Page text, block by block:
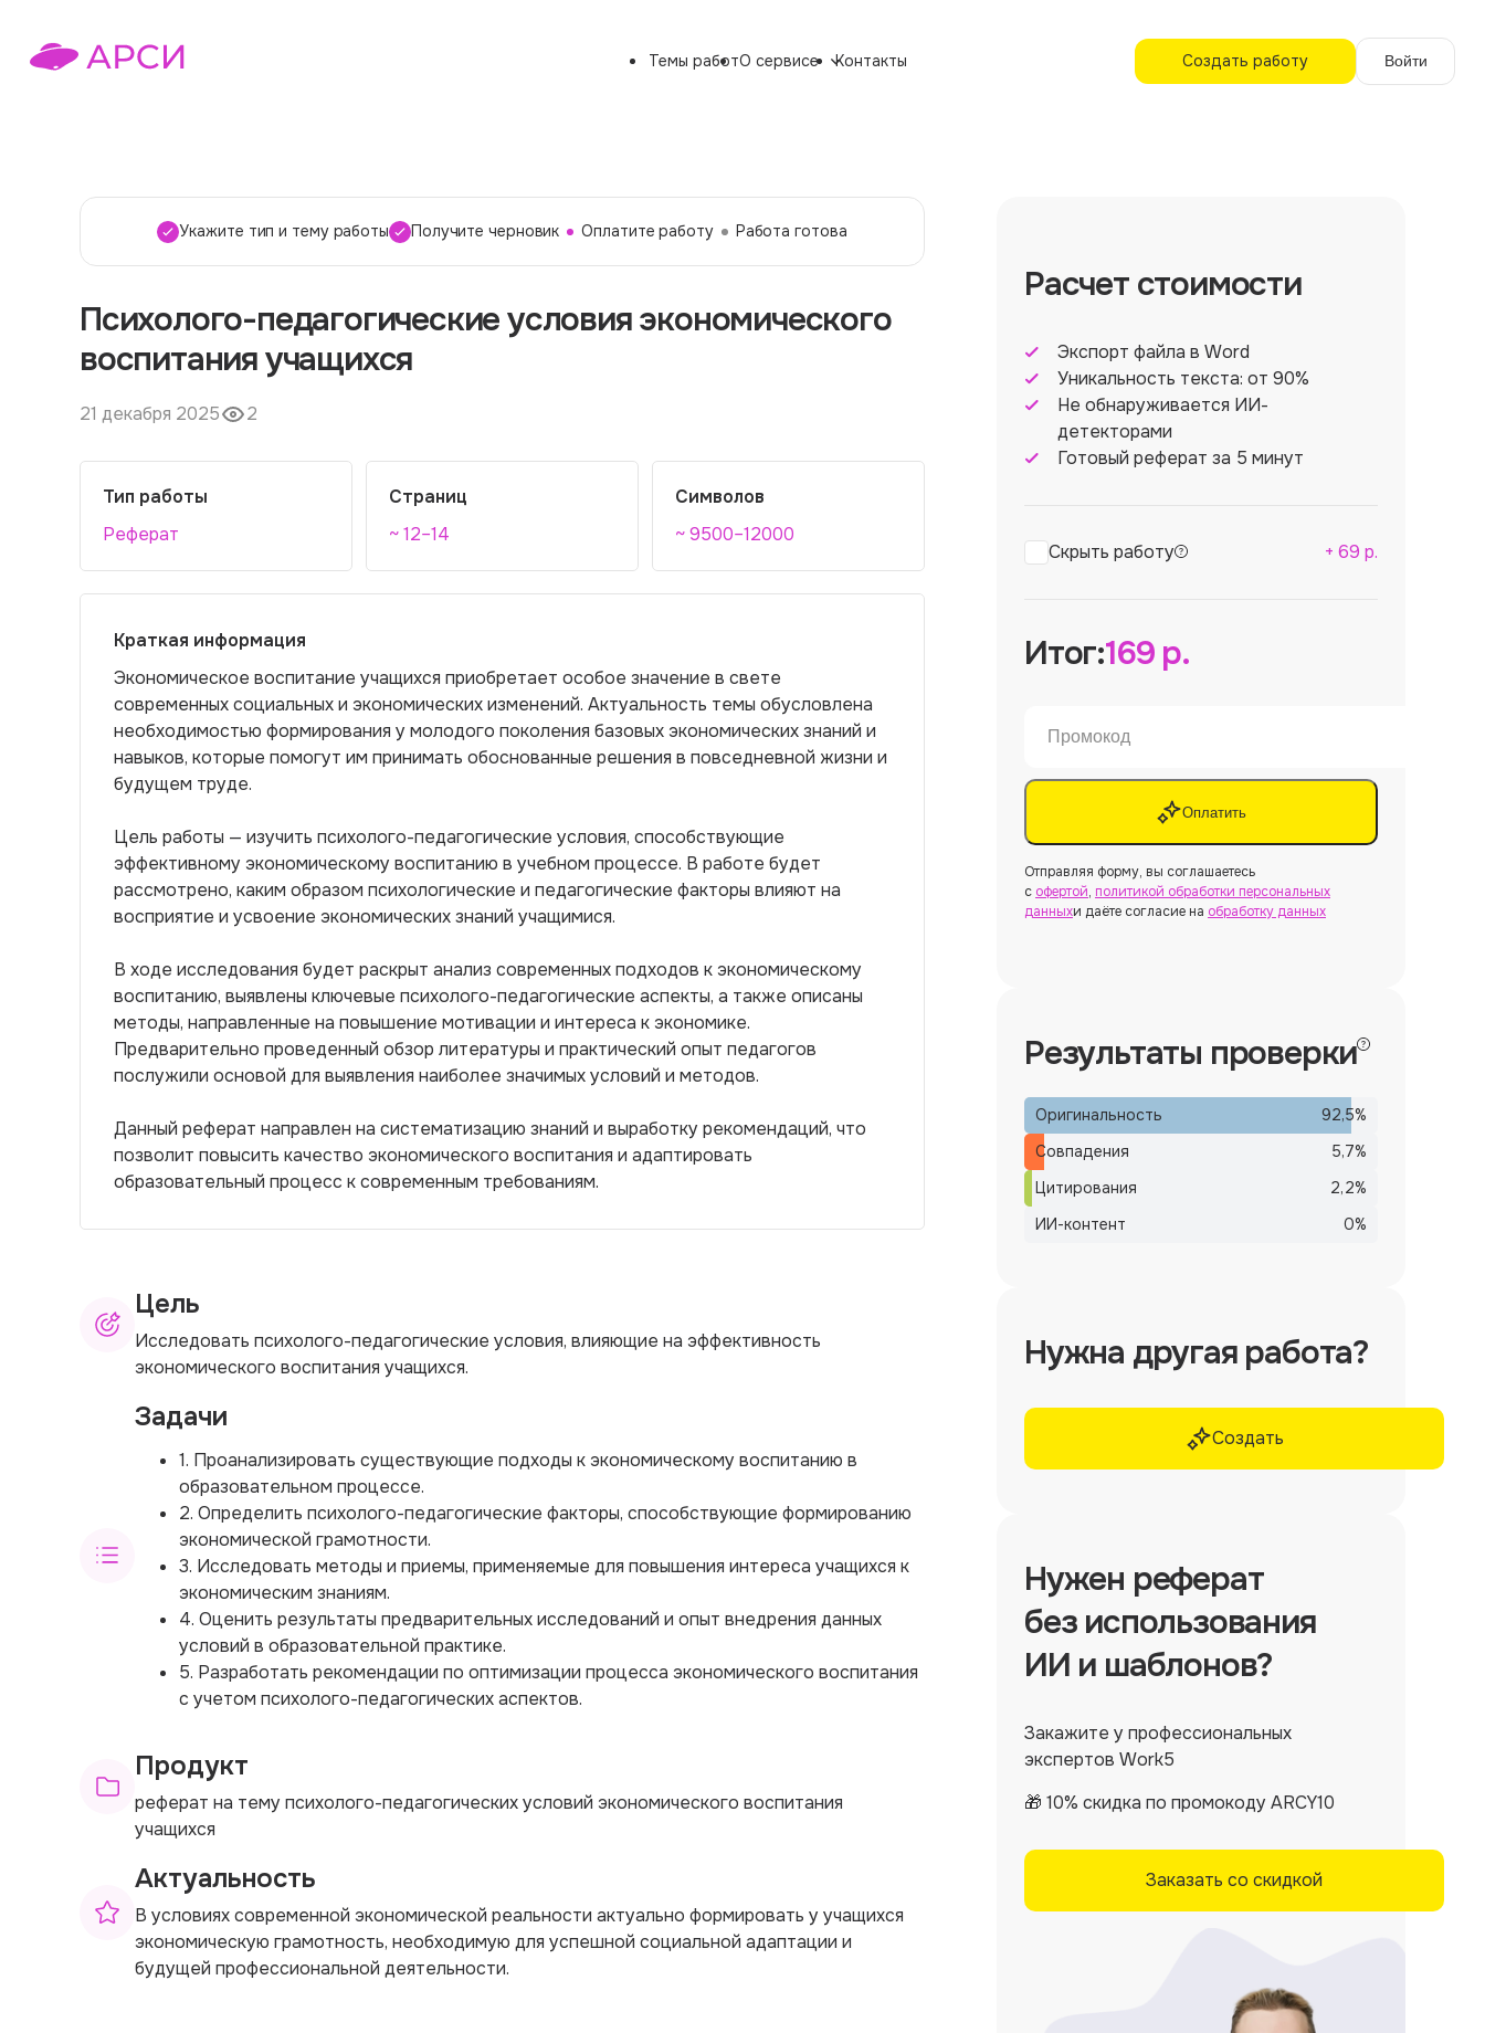
Темы работО сервисе Контакты Создать работу Войти
Укажите тип и тему работы Получите черновик Оплатите работу Работа готова
Психолого-педагогические условия экономического
воспитания учащихся
21 декабря 2025 2
Тип работы
Реферат
Страниц
~ 12–14
Символов
~ 9500–12000
Краткая информация
Экономическое воспитание учащихся приобретает особое значение в свете
современных социальных и экономических изменений. Актуальность темы обусловлена
необходимостью формирования у молодого поколения базовых экономических знаний и
навыков, которые помогут им принимать обоснованные решения в повседневной жизни и
будущем труде.
Цель работы — изучить психолого-педагогические условия, способствующие
эффективному экономическому воспитанию в учебном процессе. В работе будет
рассмотрено, каким образом психологические и педагогические факторы влияют на
восприятие и усвоение экономических знаний учащимися.
В ходе исследования будет раскрыт анализ современных подходов к экономическому
воспитанию, выявлены ключевые психолого-педагогические аспекты, а также описаны
методы, направленные на повышение мотивации и интереса к экономике.
Предварительно проведенный обзор литературы и практический опыт педагогов
послужили основой для выявления наиболее значимых условий и методов.
Данный реферат направлен на систематизацию знаний и выработку рекомендаций, что
позволит повысить качество экономического воспитания и адаптировать
образовательный процесс к современным требованиям.
Цель
Исследовать психолого-педагогические условия, влияющие на эффективность
экономического воспитания учащихся.
Задачи
1. Проанализировать существующие подходы к экономическому воспитанию в
образовательном процессе.
2. Определить психолого-педагогические факторы, способствующие формированию
экономической грамотности.
3. Исследовать методы и приемы, применяемые для повышения интереса учащихся к
экономическим знаниям.
4. Оценить результаты предварительных исследований и опыт внедрения данных
условий в образовательной практике.
5. Разработать рекомендации по оптимизации процесса экономического воспитания
с учетом психолого-педагогических аспектов.
Продукт
реферат на тему психолого-педагогических условий экономического воспитания
учащихся
Актуальность
В условиях современной экономической реальности актуально формировать у учащихся
экономическую грамотность, необходимую для успешной социальной адаптации и
будущей профессиональной деятельности.
Расчет стоимости
Экспорт файла в Word
Уникальность текста: от 90%
Не обнаруживается ИИ-
детекторами
Готовый реферат за 5 минут
Скрыть работу + 69 р.
Итог:169р.
Оплатить
Отправляя форму, вы соглашаетесь
с офертой, политикой обработки персональных
данныхи даёте согласие на обработку данных
Результаты проверки
Оригинальность 92,5%
Совпадения
5,7%
Цитирования
2,2%
ИИ-контент
0%
Нужна другая работа?
Создать
Нужен реферат
без использования
ИИ и шаблонов?
Закажите у профессиональных
экспертов Work5
🎁 10% скидка по промокоду ARCY10
Заказать со скидкой